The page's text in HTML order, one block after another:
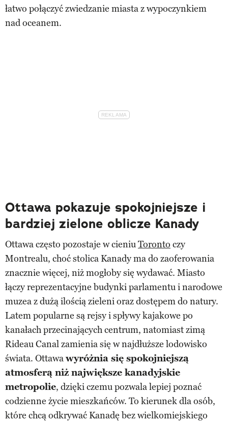
łatwo połączyć zwiedzanie miasta z wypoczynkiem
nad oceanem.
Ottawa pokazuje spokojniejsze i
bardziej zielone oblicze Kanady
Ottawa często pozostaje w cieniuToronto czy
Montrealu, choć stolica Kanady ma do zaoferowania
znacznie więcej, niż mogłoby się wydawać. Miasto
łączy reprezentacyjne budynki parlamentu i narodowe
muzea z dużą ilością zieleni oraz dostępem do natury.
Latem popularne są rejsy i spływy kajakowe po
kanałach przecinających centrum, natomiast zimą
Rideau Canal zamienia się w najdłuższe lodowisko
świata. Ottawawyróżnia się spokojniejszą
atmosferą niż największe kanadyjskie
metropolie, dzięki czemu pozwala lepiej poznać
codzienne życie mieszkańców. To kierunek dla osób,
które chcą odkrywać Kanadę bez wielkomiejskiego